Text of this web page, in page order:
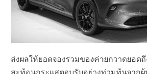
ส่งผลให้ยอดจองรวมของค่ายกวาดยอด